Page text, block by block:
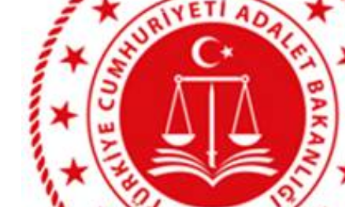
Ceza Mahkemeleri
Hukuk Mahkemeleri
Mülhakat Adliyemiz
FAALİYET RAPORU
İLETİŞİM
İletişim Bilgileri